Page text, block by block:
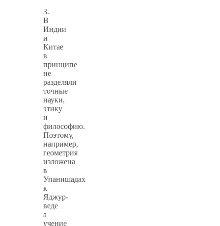
3.
В
Индии
и
Китае
в
принципе
не
разделяли
точные
науки,
этику
и
философию.
Поэтому,
например,
геометрия
изложена
в
Упанишадах
к
Яджур-
веде
а
учение